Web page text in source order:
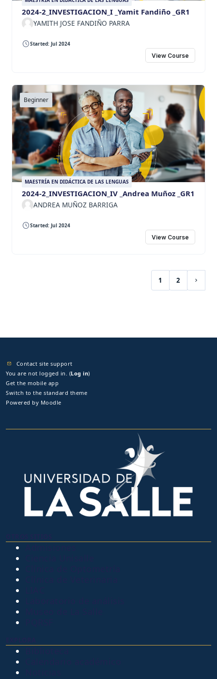
2024-2_INVESTIGACION_I _Yamit Fandiño _GR1
YAMITH JOSE FANDIÑO PARRA
Started: Jul 2024
View Course
Beginner
MAESTRÍA EN DIDÁCTICA DE LAS LENGUAS
2024-2_INVESTIGACION_IV _Andrea Muñoz _GR1
ANDREA MUÑOZ BARRIGA
Started: Jul 2024
View Course
1
(current)
2
Contact site support
You are not logged in. (Log in)
Get the mobile app
Switch to the standard theme
Powered by Moodle